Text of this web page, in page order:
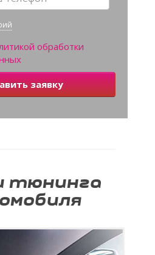
обработки
заявку
тюнинга